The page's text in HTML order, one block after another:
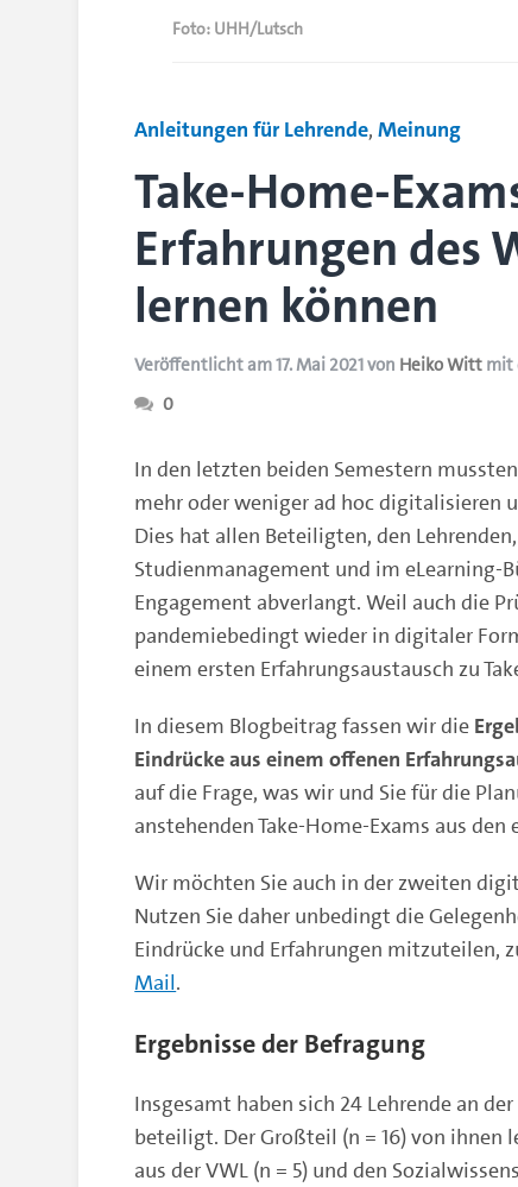
Anleitungen für Lehrende,Meinung
Take-Home-
Erfahrungen des
lernen können
Veröffentlicht am 17. Mai 2021 von Heiko Witt mit
0
Foto: UHH/Lutsch
In den letzten beiden Semestern
mehr oder weniger ad hoc digitalisieren
Dies hat allen Beteiligten, den
Studienmanagement und im eLearning-
Engagement abverlangt. Weil auch die
pandemiebedingt wieder in digitaler
einem ersten Erfahrungsaustausch zu
In diesem Blogbeitrag fassen wir die
Eindrücke aus einem offenen
auf die Frage, was wir und Sie für die
anstehenden Take-Home-Exams aus
Wir möchten Sie auch in der zweiten
Nutzen Sie daher unbedingt die
Eindrücke und Erfahrungen mitzuteilen,
Mail.
Ergebnisse der Befragung
Insgesamt haben sich 24 Lehrende an
beteiligt. Der Großteil (n = 16) von ihnen
aus der VWL (n = 5) und den